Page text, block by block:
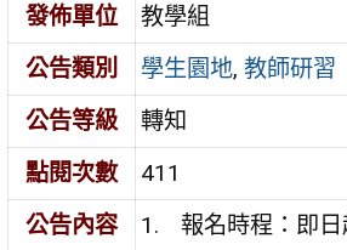
發佈單位
教學組
公告類別
學生園地,教師研習
公告等級
轉知
點閱次數
411
公告內容
報名時程：即